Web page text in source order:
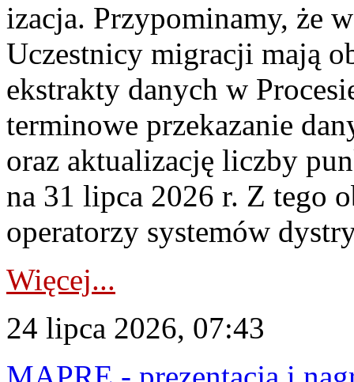
izacja. Przypominamy, że
Uczestnicy migracji mają
ekstrakty danych w
terminowe przekazanie
oraz aktualizację liczby
na 31 lipca 2026 r. Z tego
operatorzy systemów
Więcej...
24 lipca 2026, 07:43